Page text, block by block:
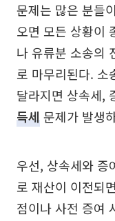
문제는 많은 분들
오면 모든 상황이
나 유류분 소송의
로 마무리된다. 소
달라지면 상속세,
득세문제가 발생
우선, 상속세와 증
로 재산이 이전되
점이나 사전 증여